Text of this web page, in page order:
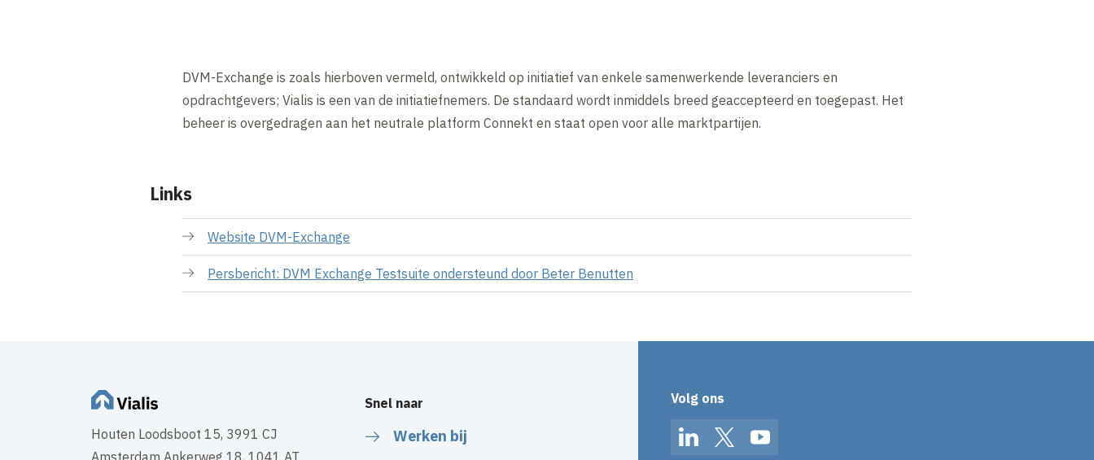
DVM-Exchange is zoals hierboven vermeld, ontwikkeld op initiatief van enkele samenwerkende leveranciers en
opdrachtgevers; Vialis is een van de initiatiefnemers. De standaard wordt inmiddels breed geaccepteerd en toegepast. Het
beheer is overgedragen aan het neutrale platform Connekt en staat open voor alle marktpartijen.
Links
Website DVM-Exchange
Persbericht: DVM Exchange Testsuite ondersteund door Beter Benutten
Houten Loodsboot 15, 3991 CJ
Snel naar
Werken bij
Volg ons
LinkedInTwitterYouTube